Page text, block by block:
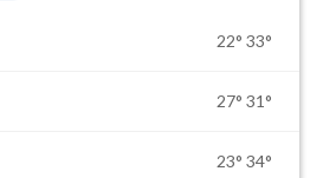
22° 33°
27° 31°
23° 34°